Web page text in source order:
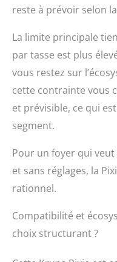
reste à prévoir selon
La limite principale
par tasse est plus
vous restez sur
cette contrainte vous
et prévisible, ce qui
segment.
Pour un foyer qui
et sans réglages, la
rationnel.
Compatibilité et
choix structurant ?